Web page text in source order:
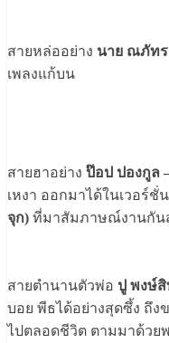
สายหล่ออย่าง นาย ณภัทร
เพลงแก้บน
สายฮาอย่าง ป๊อป ปองกูล
เหงา ออกมาได้ในเวอร์ชั่
จุก) ที่มาสัมภาษณ์งานกัน
สายตำนานตัวพ่อ ปู พงษ์
บอย พีธได้อย่างสุดซึ้ง ถึง
ไปตลอดชีวิต ตามมาด้วย